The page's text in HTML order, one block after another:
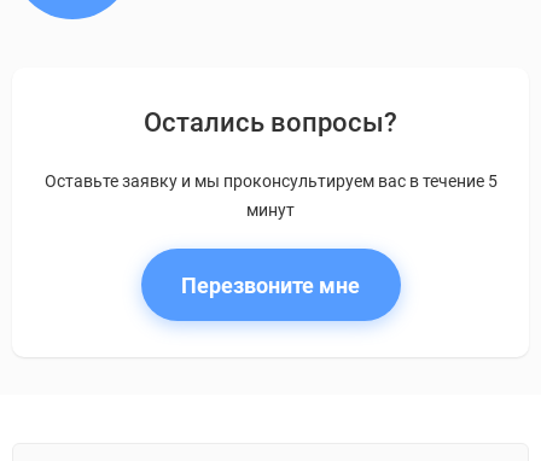
Остались вопросы?
Оставьте заявку и мы проконсультируем вас в течение 5
минут
Перезвоните мне